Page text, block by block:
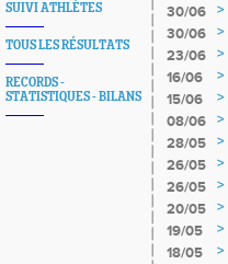
SUIVI ATHLÈTES
TOUS LES RÉSULTATS
RECORDS -
STATISTIQUES - BILANS
30/06
>
30/06
>
23/06
>
16/06
>
15/06 >
08/06 >
28/05
>
26/05
>
26/05
>
20/05
>
19/05
>
18/05
>